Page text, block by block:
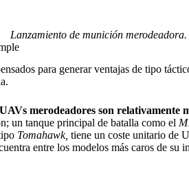
Lanzamiento de munición merodeadora.
para generar ventajas de tipo
merodeadores son relativamente
un tanque principal de batalla como el
Tomahawk, tiene un coste unitario de
entre los modelos más caros de su